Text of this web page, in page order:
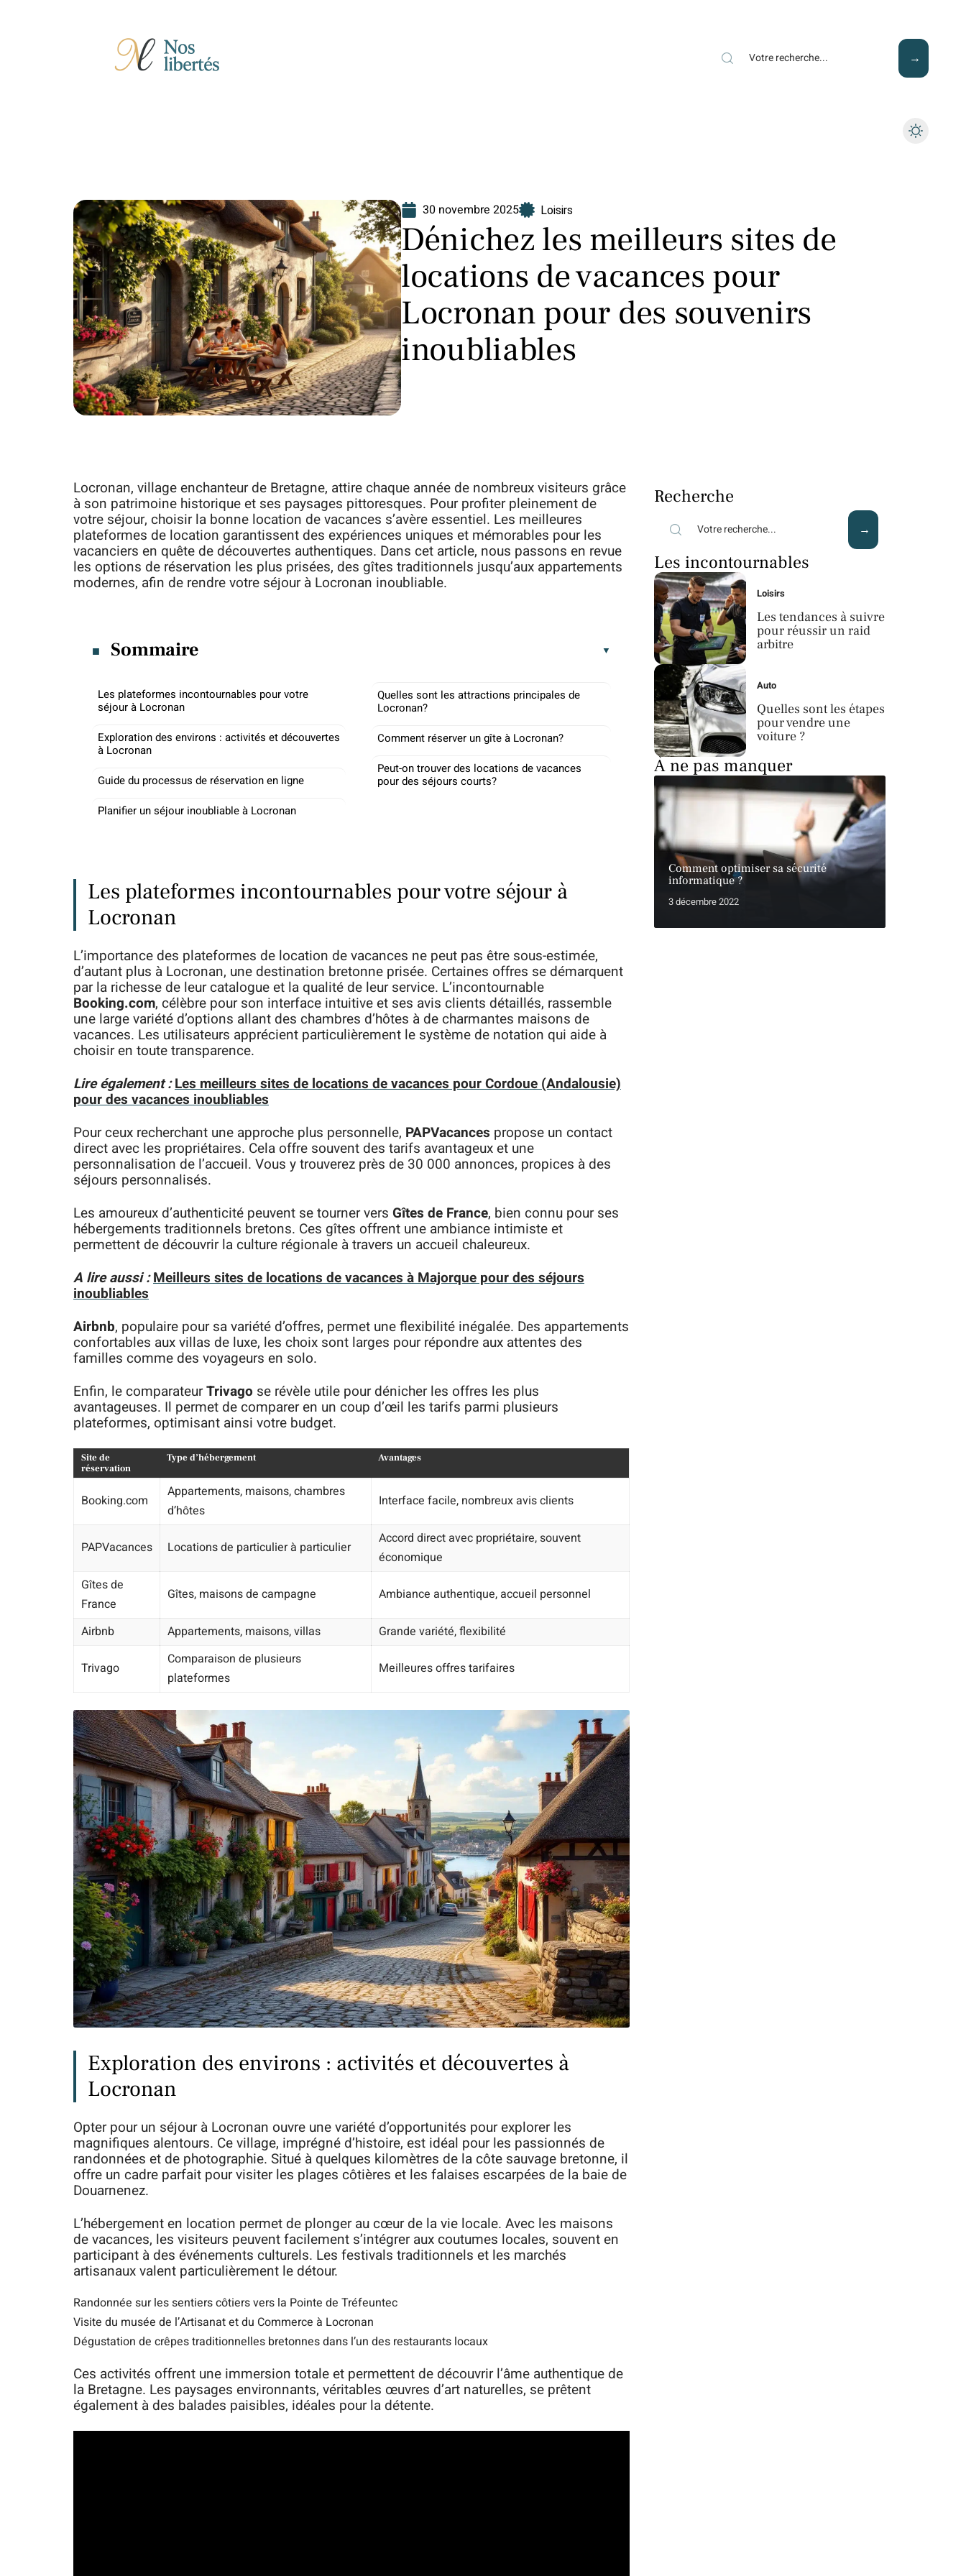
30 novembre 2025 Loisirs
Dénichez les meilleurs sites de
locations de vacances pour
Locronan pour des souvenirs
inoubliables
Locronan, village enchanteur de Bretagne, attire chaque année de nombreux visiteurs grâce
à son patrimoine historique et ses paysages pittoresques. Pour profiter pleinement de
votre séjour, choisir la bonne location de vacances s’avère essentiel. Les meilleures
plateformes de location garantissent des expériences uniques et mémorables pour les
vacanciers en quête de découvertes authentiques. Dans cet article, nous passons en revue
les options de réservation les plus prisées, des gîtes traditionnels jusqu’aux appartements
modernes, afin de rendre votre séjour à Locronan inoubliable.
Sommaire
Les plateformes incontournables pour votre
séjour à Locronan
Exploration des environs : activités et découvertes
à Locronan
Guide du processus de réservation en ligne
Planifier un séjour inoubliable à Locronan
Quelles sont les attractions principales de
Locronan?
Comment réserver un gîte à Locronan?
Peut-on trouver des locations de vacances
pour des séjours courts?
Les plateformes incontournables pour votre séjour à
Locronan
L’importance des plateformes de location de vacances ne peut pas être sous-estimée,
d’autant plus à Locronan, une destination bretonne prisée. Certaines offres se démarquent
par la richesse de leur catalogue et la qualité de leur service. L’incontournable
Booking.com, célèbre pour son interface intuitive et ses avis clients détaillés, rassemble
une large variété d’options allant des chambres d’hôtes à de charmantes maisons de
vacances. Les utilisateurs apprécient particulièrement le système de notation qui aide à
choisir en toute transparence.
Lire également :Les meilleurs sites de locations de vacances pour Cordoue (Andalousie)
pour des vacances inoubliables
Pour ceux recherchant une approche plus personnelle, PAPVacances propose un contact
direct avec les propriétaires. Cela offre souvent des tarifs avantageux et une
personnalisation de l’accueil. Vous y trouverez près de 30 000 annonces, propices à des
séjours personnalisés.
Les amoureux d’authenticité peuvent se tourner vers Gîtes de France, bien connu pour ses
hébergements traditionnels bretons. Ces gîtes offrent une ambiance intimiste et
permettent de découvrir la culture régionale à travers un accueil chaleureux.
A lire aussi :Meilleurs sites de locations de vacances à Majorque pour des séjours
inoubliables
Airbnb, populaire pour sa variété d’offres, permet une flexibilité inégalée. Des appartements
confortables aux villas de luxe, les choix sont larges pour répondre aux attentes des
familles comme des voyageurs en solo.
Enfin, le comparateurTrivago se révèle utile pour dénicher les offres les plus
avantageuses. Il permet de comparer en un coup d’œil les tarifs parmi plusieurs
plateformes, optimisant ainsi votre budget.
Site de
réservation
Type d’hébergement Avantages
Booking.com
Appartements, maisons, chambres
d’hôtes
Interface facile, nombreux avis clients
PAPVacances Locations de particulier à particulier
Accord direct avec propriétaire, souvent
économique
Gîtes de
France
Gîtes, maisons de campagne Ambiance authentique, accueil personnel
Airbnb Appartements, maisons, villas Grande variété, flexibilité
Trivago
Comparaison de plusieurs
plateformes
Meilleures offres tarifaires
Exploration des environs : activités et découvertes à
Locronan
Opter pour un séjour à Locronan ouvre une variété d’opportunités pour explorer les
magnifiques alentours. Ce village, imprégné d’histoire, est idéal pour les passionnés de
randonnées et de photographie. Situé à quelques kilomètres de la côte sauvage bretonne, il
offre un cadre parfait pour visiter les plages côtières et les falaises escarpées de la baie de
Douarnenez.
L’hébergement en location permet de plonger au cœur de la vie locale. Avec les maisons
de vacances, les visiteurs peuvent facilement s’intégrer aux coutumes locales, souvent en
participant à des événements culturels. Les festivals traditionnels et les marchés
artisanaux valent particulièrement le détour.
Randonnée sur les sentiers côtiers vers la Pointe de Tréfeuntec
Visite du musée de l’Artisanat et du Commerce à Locronan
Dégustation de crêpes traditionnelles bretonnes dans l’un des restaurants locaux
Ces activités offrent une immersion totale et permettent de découvrir l’âme authentique de
la Bretagne. Les paysages environnants, véritables œuvres d’art naturelles, se prêtent
également à des balades paisibles, idéales pour la détente.
Recherche
Les incontournables
Loisirs
Les tendances à suivre
pour réussir un raid
arbitre
Auto
Quelles sont les étapes
pour vendre une
voiture ?
À ne pas manquer
Comment optimiser sa sécurité
informatique ?
3 décembre 2022